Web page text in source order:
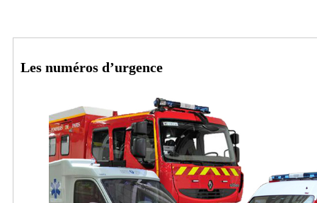
Les numéros d’urgence